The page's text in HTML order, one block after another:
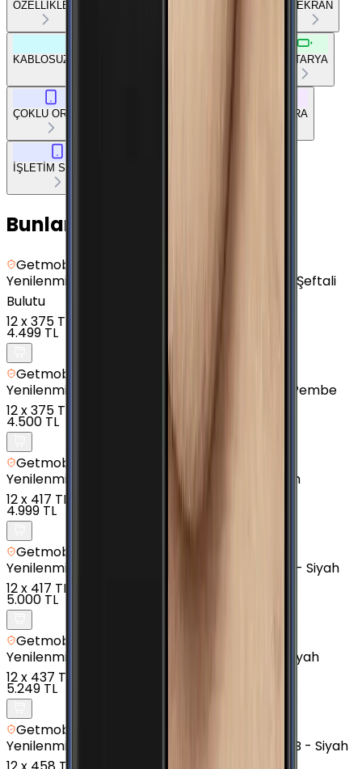
ÖZELLİKLER EKRAN
KABLOSUZ BAĞLANTILAR BATARYA
ÇOKLU ORTAM KAMERA
İŞLETİM SİSTEMİ
Bunları da Beğenebilirsin
Getmobil Güvencesi
Yenilenmiş
Samsung Galaxy A5 2017 - 32 GB - Şeftali
Bulutu
12x375 TL
4.499 TL
Getmobil Güvencesi
Yenilenmiş
Samsung Galaxy J4 Plus - 16 GB - Pembe
12x375 TL
4.500 TL
Getmobil Güvencesi
Yenilenmiş
Samsung Galaxy A01 - 16 GB - Siyah
12x 417 TL
4.999 TL
Getmobil Güvencesi
Yenilenmiş
Samsung Galaxy A7 (2016) - 16 GB - Siyah
12x 417 TL
5.000 TL
Getmobil Güvencesi
Yenilenmiş
Samsung Galaxy J3 Pro - 16 GB - Siyah
12x 437 TL
5.249 TL
Getmobil Güvencesi
Yenilenmiş
Samsung Galaxy J7 Prime 2 - 32 GB - Siyah